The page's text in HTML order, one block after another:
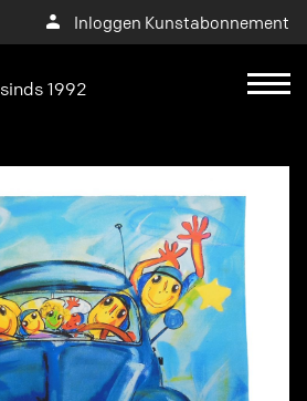
Inloggen Kunstabonnement
sinds 1992